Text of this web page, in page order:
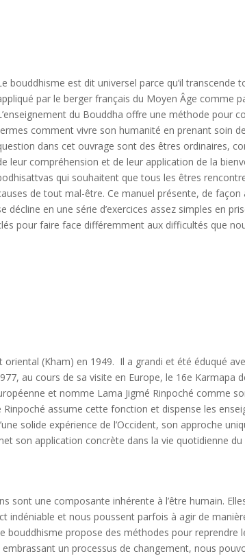
bouddhisme est dit universel parce qu’il
par le berger français du Moyen Âge comme
du Bouddha offre une méthode pour
comment vivre son humanité en prenant soin
dans cet ouvrage sont des êtres ordinaires,
leur compréhension et de leur application de la
qui souhaitent que tous les êtres
de tout mal-être. Ce manuel présente, de
décline en une série d’exercices assez simples en
pour faire face différemment aux difficultés que
(Kham) en 1949. Il a grandi et été éduqué
au cours de sa visite en Europe, le 16e Karmapa
et nomme Lama Jigmé Rinpoché comme
assume cette fonction et dispense les
solide expérience de l’Occident, son approche
son application concrète dans la vie quotidienne du
sont une composante inhérente à l’être humain.
indéniable et nous poussent parfois à agir de
bouddhisme propose des méthodes pour
embrassant un processus de changement, nous